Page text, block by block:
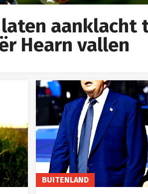
aanklacht
Hearn vallen
BUITENLAND